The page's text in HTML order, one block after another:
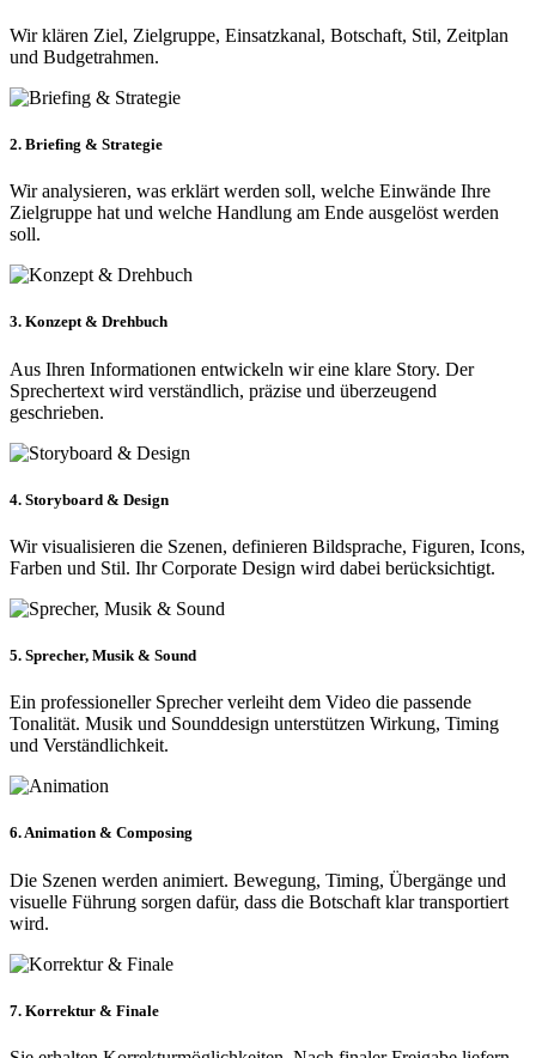
Wir klären Ziel, Zielgruppe, Einsatzkanal, Botschaft, Stil, Zeitplan
und Budgetrahmen.
2. Briefing & Strategie
Wir analysieren, was erklärt werden soll, welche Einwände Ihre
Zielgruppe hat und welche Handlung am Ende ausgelöst werden
soll.
3. Konzept & Drehbuch
Aus Ihren Informationen entwickeln wir eine klare Story. Der
Sprechertext wird verständlich, präzise und überzeugend
geschrieben.
4. Storyboard & Design
Wir visualisieren die Szenen, definieren Bildsprache, Figuren, Icons,
Farben und Stil. Ihr Corporate Design wird dabei berücksichtigt.
5. Sprecher, Musik & Sound
Ein professioneller Sprecher verleiht dem Video die passende
Tonalität. Musik und Sounddesign unterstützen Wirkung, Timing
und Verständlichkeit.
6. Animation & Composing
Die Szenen werden animiert. Bewegung, Timing, Übergänge und
visuelle Führung sorgen dafür, dass die Botschaft klar transportiert
wird.
7. Korrektur & Finale